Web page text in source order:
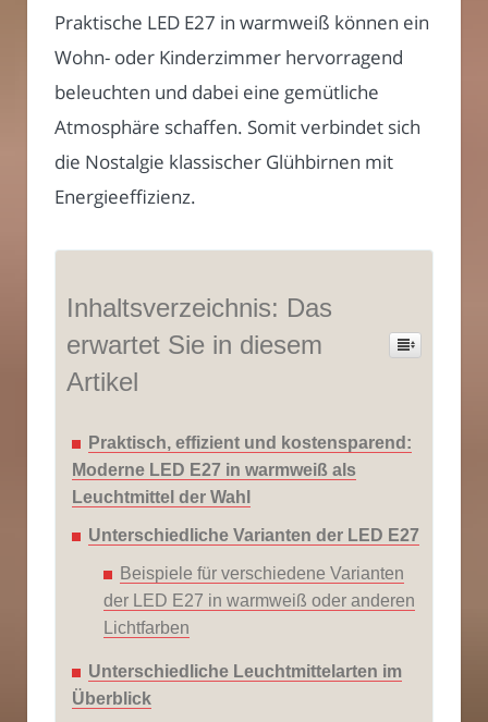
Praktische LED E27 in warmweiß können ein
Wohn- oder Kinderzimmer hervorragend
beleuchten und dabei eine gemütliche
Atmosphäre schaffen. Somit verbindet sich
die Nostalgie klassischer Glühbirnen mit
Energieeffizienz.
Inhaltsverzeichnis: Das
erwartet Sie in diesem
Artikel
Praktisch, effizient und kostensparend:
Moderne LED E27 in warmweiß als
Leuchtmittel der Wahl
Unterschiedliche Varianten der LED E27
Beispiele für verschiedene Varianten
der LED E27 in warmweiß oder anderen
Lichtfarben
Unterschiedliche Leuchtmittelarten im
Überblick